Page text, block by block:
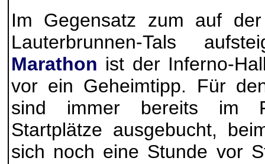
Im Gegensatz zum auf
Lauterbrunnen-Tals
Marathon ist der Inferno-
vor ein Geheimtipp. Für
sind immer bereits im
Startplätze ausgebucht,
sich noch eine Stunde vor